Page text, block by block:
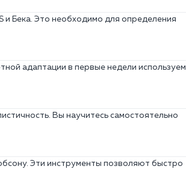
и Бека. Это необходимо для определения
адаптации в первые недели используем
Вы научитесь самостоятельно
Эти инструменты позволяют быстро